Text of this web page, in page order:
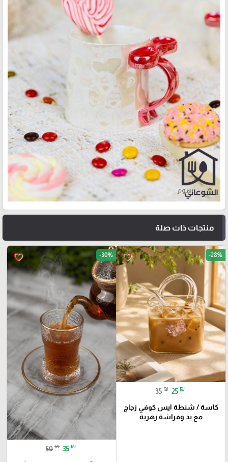
منتجات ذات صلة
favorite_border -28%
35 ₪ 25 ₪
كاسة / شنطة ايس كوفي زجاج
مع يد وفراشة زهرية
favorite_border -30%
50 ₪ 35 ₪